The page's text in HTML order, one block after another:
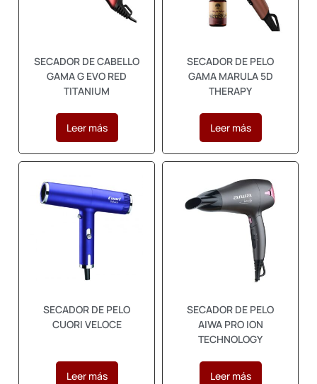
SECADOR DE CABELLO
GAMA G EVO RED
TITANIUM
Leer más
SECADOR DE PELO
GAMA MARULA 5D
THERAPY
Leer más
SECADOR DE PELO
CUORI VELOCE
Leer más
SECADOR DE PELO
AIWA PRO ION
TECHNOLOGY
Leer más